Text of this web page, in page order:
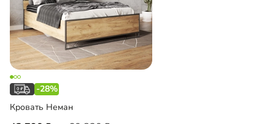
-28%
Кровать Неман